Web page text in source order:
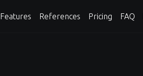
Features References Pricing FAQ